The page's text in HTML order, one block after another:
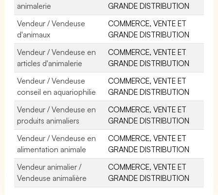
animalerie
GRANDE DISTRIBUTION
Vendeur / Vendeuse
d'animaux
COMMERCE, VENTE ET
GRANDE DISTRIBUTION
Vendeur / Vendeuse en
articles d'animalerie
COMMERCE, VENTE ET
GRANDE DISTRIBUTION
Vendeur / Vendeuse
conseil en aquariophilie
COMMERCE, VENTE ET
GRANDE DISTRIBUTION
Vendeur / Vendeuse en
produits animaliers
COMMERCE, VENTE ET
GRANDE DISTRIBUTION
Vendeur / Vendeuse en
alimentation animale
COMMERCE, VENTE ET
GRANDE DISTRIBUTION
Vendeur animalier /
Vendeuse animalière
COMMERCE, VENTE ET
GRANDE DISTRIBUTION